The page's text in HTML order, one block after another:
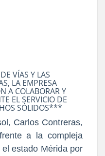
VÍAS Y LAS
LA EMPRESA
A COLABORAR Y
EL SERVICIO DE
SÓLIDOS***
Carlos Contreras,
a la compleja
estado Mérida por